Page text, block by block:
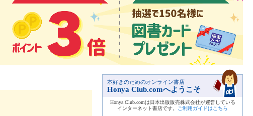
本好きのためのオンライン書店
Honya Club.comへようこそ
Honya Club.comは日本出版販売株式会社が運営している
インターネット書店です。
ご利用ガイドはこちら